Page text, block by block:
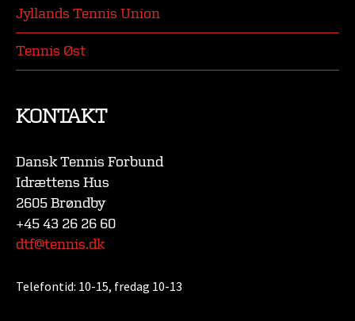
Jyllands Tennis Union
Tennis Øst
KONTAKT
Dansk Tennis Forbund
Idrættens Hus
2605 Brøndby
+45 43 26 26 60
dtf@tennis.dk
Telefontid: 10-15, fredag 10-13